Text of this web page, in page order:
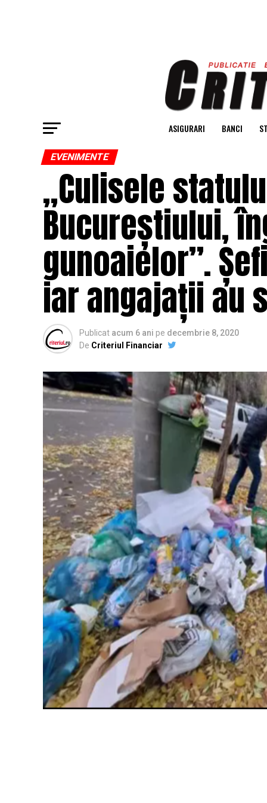
ASIGURARI BANCI
EVENIMENTE
„Culisele
Bucureștiului,
gunoaielor”.
iar angajații au
Publicat acum 6 ani pe decembrie 8, 2020
De Criteriul Financiar